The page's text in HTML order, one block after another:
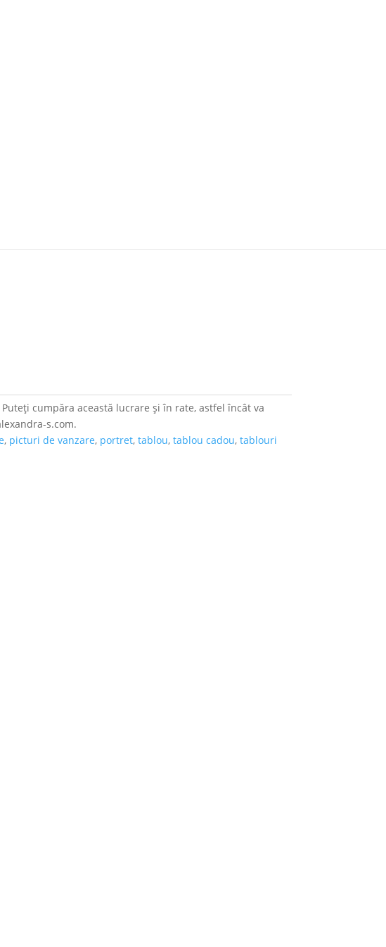
cumpăra această lucrare și în rate, astfel încât va
s.com.
, picturi de vanzare, portret,tablou,tablou cadou,tablouri